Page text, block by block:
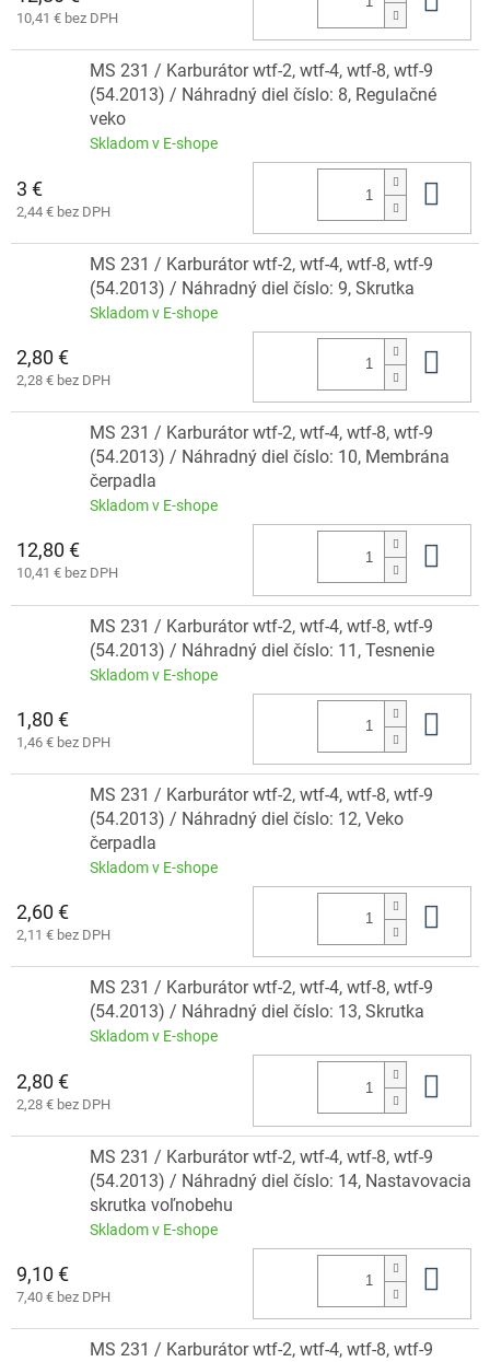
10,41 € bez DPH
MS 231 / Karburátor wtf-2, wtf-4, wtf-8, wtf-9
(54.2013) / Náhradný diel číslo: 8, Regulačné
veko
Skladom v E-shope
3 €
2,44 € bez DPH
MS 231 / Karburátor wtf-2, wtf-4, wtf-8, wtf-9
(54.2013) / Náhradný diel číslo: 9, Skrutka
Skladom v E-shope
2,80 €
2,28 € bez DPH
MS 231 / Karburátor wtf-2, wtf-4, wtf-8, wtf-9
(54.2013) / Náhradný diel číslo: 10, Membrána
čerpadla
Skladom v E-shope
12,80 €
10,41 € bez DPH
MS 231 / Karburátor wtf-2, wtf-4, wtf-8, wtf-9
(54.2013) / Náhradný diel číslo: 11, Tesnenie
Skladom v E-shope
1,80 €
1,46 € bez DPH
MS 231 / Karburátor wtf-2, wtf-4, wtf-8, wtf-9
(54.2013) / Náhradný diel číslo: 12, Veko
čerpadla
Skladom v E-shope
2,60 €
2,11 € bez DPH
MS 231 / Karburátor wtf-2, wtf-4, wtf-8, wtf-9
(54.2013) / Náhradný diel číslo: 13, Skrutka
Skladom v E-shope
2,80 €
2,28 € bez DPH
MS 231 / Karburátor wtf-2, wtf-4, wtf-8, wtf-9
(54.2013) / Náhradný diel číslo: 14, Nastavovacia
skrutka voľnobehu
Skladom v E-shope
9,10 €
7,40 € bez DPH
MS 231 / Karburátor wtf-2, wtf-4, wtf-8, wtf-9